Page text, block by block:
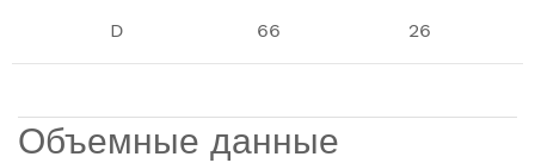
D 66 26
Объемные данные